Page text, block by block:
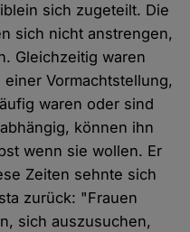
sich zugeteilt. Die
sich nicht anstrengen,
Gleichzeitig waren
Vormachtstellung,
waren oder sind
können ihn
wenn sie wollen. Er
Zeiten sehnte sich
zurück: "Frauen
sich auszusuchen,